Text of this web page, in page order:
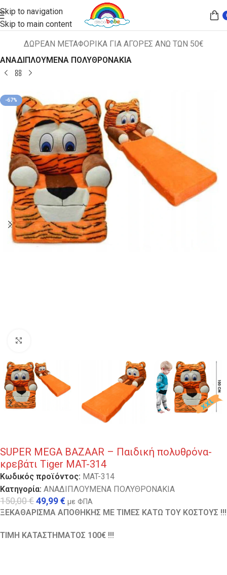
Skip to navigation
Skip to main content
ΔΩΡΕΑΝ ΜΕΤΑΦΟΡΙΚΑ ΓΙΑ ΑΓΟΡΕΣ ΑΝΩ ΤΩΝ 50€
Αρχική σελίδα ΠΑΙΔΙΚΑ ΚΑΘΙΣΜΑΤΑ
ΑΝΑΔΙΠΛΟΥΜΕΝΑ ΠΟΛΥΘΡΟΝΑΚΙΑ
-67%
SUPER MEGA BAZAAR – Παιδική πολυθρόνα-
κρεβάτι Tiger MAT-314
Κωδικός προϊόντος: MAT-314
Κατηγορία: ΑΝΑΔΙΠΛΟΥΜΕΝΑ ΠΟΛΥΘΡΟΝΑΚΙΑ
150,00€49,99€ με ΦΠΑ
ΞΕΚΑΘΑΡΙΣΜΑ ΑΠΟΘΗΚΗΣ ΜΕ ΤΙΜΕΣ ΚΑΤΩ ΤΟΥ ΚΟΣΤΟΥΣ !!!
ΤΙΜΗ ΚΑΤΑΣΤΗΜΑΤΟΣ 100€ !!!